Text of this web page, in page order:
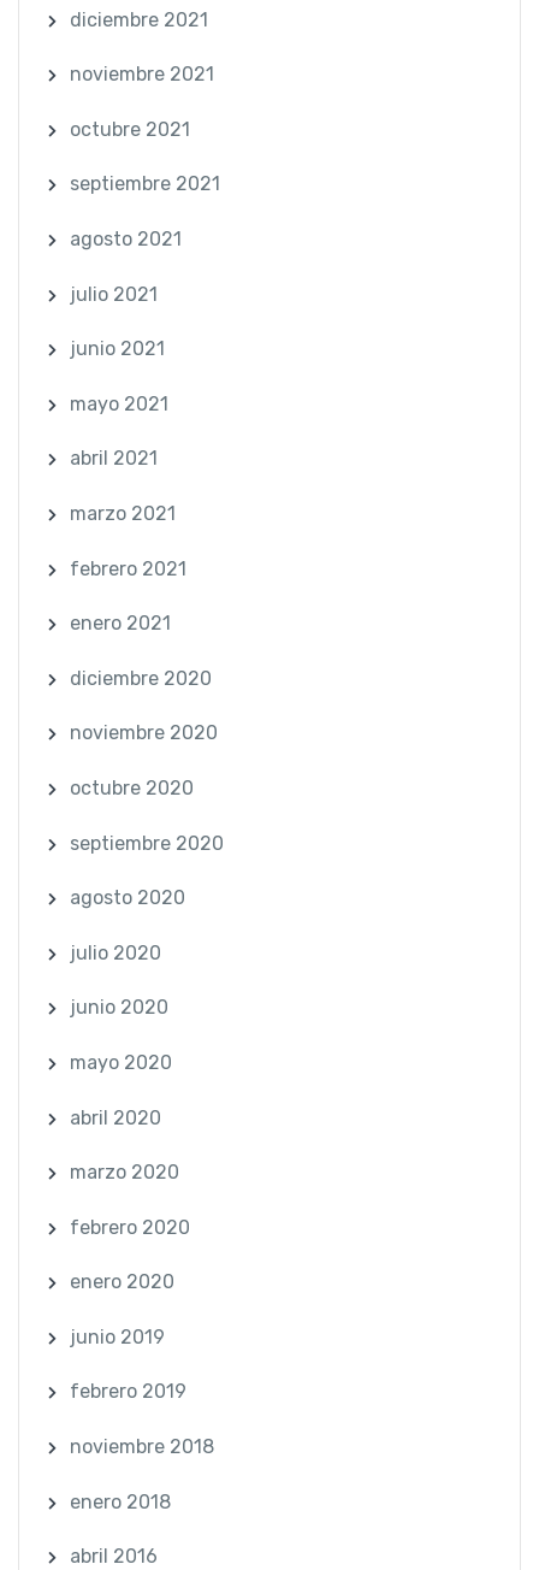
diciembre 2021
noviembre 2021
octubre 2021
septiembre 2021
agosto 2021
julio 2021
junio 2021
mayo 2021
abril 2021
marzo 2021
febrero 2021
enero 2021
diciembre 2020
noviembre 2020
octubre 2020
septiembre 2020
agosto 2020
julio 2020
junio 2020
mayo 2020
abril 2020
marzo 2020
febrero 2020
enero 2020
junio 2019
febrero 2019
noviembre 2018
enero 2018
abril 2016